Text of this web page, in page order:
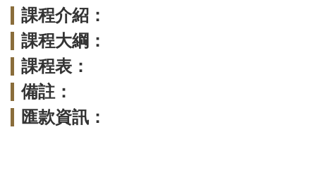
課程介紹：
課程大綱：
課程表：
備註：
匯款資訊：